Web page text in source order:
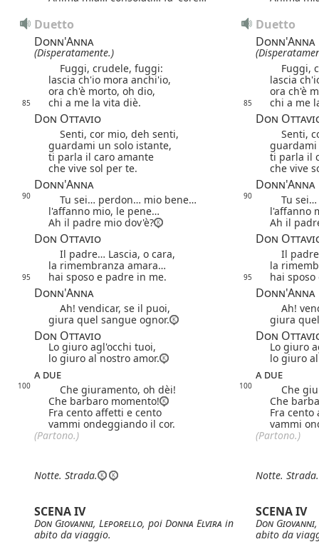
Duetto
Duetto
Donn'Anna
Donn'Anna
(Disperatamente.)
Fuggi, crudele, fuggi:
Fuggi,
lascia ch'io mora anchi'io,
lascia
ora ch'è morto, oh dio,
ora ch'è
85 chi a me la vita diè. 85 chi a me
Don Ottavio Don
Senti, cor mio, deh senti,
Senti,
guardami un solo istante,
guardami
ti parla il caro amante
ti parla il
che vive sol per te.
che vive
Donn'Anna Donn'Anna
90 Tu sei… perdon… mio bene… 90
Tu sei…
l'affanno mio, le pene…
l'affanno
Ah il padre mio dov'è?
Ah il
Don Ottavio Don
Il padre… Lascia, o cara,
Il
la rimembranza amara…
la
95 hai sposo e padre in me. 95 hai
Donn'Anna Donn'Anna
Ah! vendicar, se il puoi,
Ah!
giura quel sangue ognor.
giura
Don Ottavio Don
Lo giuro agl'occhi tuoi,
Lo giuro
lo giuro al nostro amor.
lo giuro
a due a due
100 Che giuramento, oh dèi! 100
Che
Che barbaro momento!
Che
Fra cento affetti e cento
Fra cento
vammi ondeggiando il cor.
vammi
(Partono.)
(Partono.)
Notte. Strada. Notte. Strada.
SCENA IV SCENA IV
Don Giovanni, Leporello, poi Donna Elvira in
abito da viaggio.
Don Giovanni
abito da